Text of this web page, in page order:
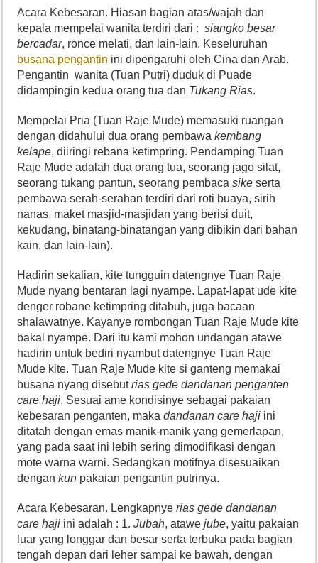
Acara Kebesaran. Hiasan bagian atas/wajah dan
kepala mempelai wanita terdiri dari :siangko besar
bercadar, ronce melati, dan lain-lain. Keseluruhan
busana pengantin ini dipengaruhi oleh Cina dan Arab.
Pengantin wanita (Tuan Putri) duduk di Puade
didampingin kedua orang tua dan Tukang Rias.
Mempelai Pria (Tuan Raje Mude) memasuki ruangan
dengan didahului dua orang pembawakembang
kelape, diiringi rebana ketimpring. Pendamping Tuan
Raje Mude adalah dua orang tua, seorang jago silat,
seorang tukang pantun, seorang pembacasike serta
pembawa serah-serahan terdiri dari roti buaya, sirih
nanas, maket masjid-masjidan yang berisi duit,
kekudang, binatang-binatangan yang dibikin dari bahan
kain, dan lain-lain).
Hadirin sekalian, kite tungguin datengnye Tuan Raje
Mude nyang bentaran lagi nyampe. Lapat-lapat ude kite
denger robane ketimpring ditabuh, juga bacaan
shalawatnye. Kayanye rombongan Tuan Raje Mude kite
bakal nyampe. Dari itu kami mohon undangan atawe
hadirin untuk bediri nyambut datengnye Tuan Raje
Mude kite. Tuan Raje Mude kite si ganteng memakai
busana nyang disebutrias gede dandanan penganten
care haji. Sesuai ame kondisinye sebagai pakaian
kebesaran penganten, makadandanan care haji ini
ditatah dengan emas manik-manik yang gemerlapan,
yang pada saat ini lebih sering dimodifikasi dengan
mote warna warni. Sedangkan motifnya disesuaikan
dengankun pakaian pengantin putrinya.
Acara Kebesaran. Lengkapnyerias gede dandanan
care haji ini adalah : 1.Jubah, atawejube, yaitu pakaian
luar yang longgar dan besar serta terbuka pada bagian
tengah depan dari leher sampai ke bawah, dengan